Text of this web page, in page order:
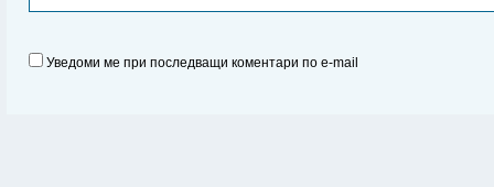
Уведоми ме при последващи коментари по e-mail